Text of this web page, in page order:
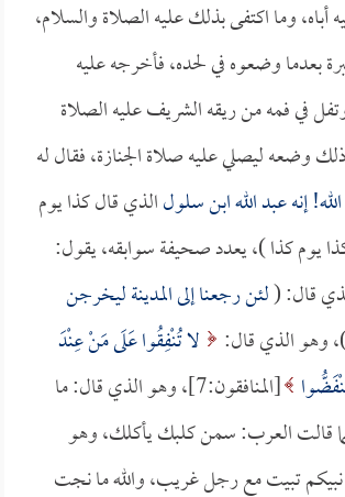
وما اكتفى بذلك عليه الصلاة والسلام،
بعدما وضعوه في لحده، فأخرجه عليه
في فمه من ريقه الشريف عليه الصلاة
وضعه ليصلي عليه صلاة الجنازة، فقال له
إنهعبد الله ابن سلولالذي قال كذا يوم
يوم كذا )، يعدد صحيفة سوابقه، يقول:
قال: (لئن رجعنا إلى المدينة ليخرجن
وهو الذي قال:
لا تُنْفِقُوا عَلَى مَنْ عِنْدَ
[المنافقون:7]، وهو الذي قال: ما
قالت العرب: سمن كلبك يأكلك، وهو
تبيت مع رجل غريب، والله ما نجت